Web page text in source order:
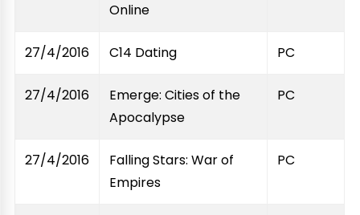
Online
27/4/2016 C14 Dating PC
27/4/2016
Emerge: Cities of the
Apocalypse
PC
27/4/2016
Falling Stars: War of
Empires
PC